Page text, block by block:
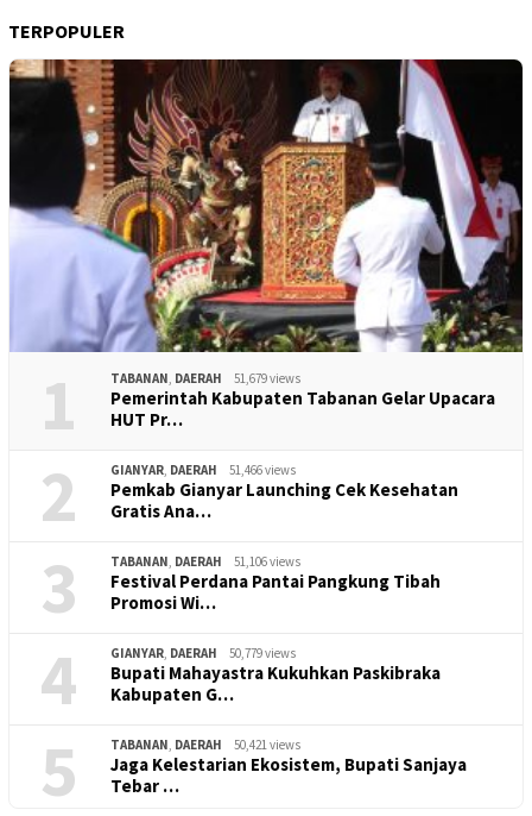
TERPOPULER
1 TABANAN, DAERAH 51,679 views
Pemerintah Kabupaten Tabanan Gelar Upacara
HUT Pr…
2 GIANYAR, DAERAH 51,466 views
Pemkab Gianyar Launching Cek Kesehatan
Gratis Ana…
3 TABANAN, DAERAH 51,106 views
Festival Perdana Pantai Pangkung Tibah
Promosi Wi…
4 GIANYAR, DAERAH 50,779 views
Bupati Mahayastra Kukuhkan Paskibraka
Kabupaten G…
5 TABANAN, DAERAH 50,421 views
Jaga Kelestarian Ekosistem, Bupati Sanjaya
Tebar …